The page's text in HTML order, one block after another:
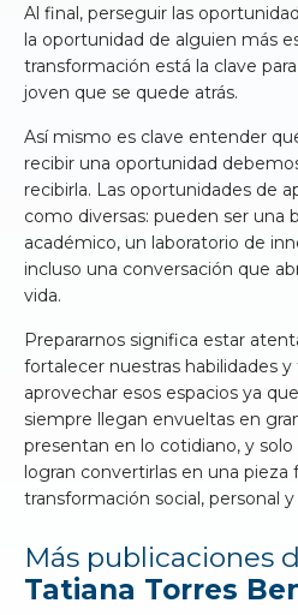
Al final, perseguir las
la oportunidad de alguien más
transformación está la clave
joven que se quede atrás.
Así mismo es clave entender
recibir una oportunidad
recibirla. Las oportunidades de
como diversas: pueden ser una
académico, un laboratorio de
incluso una conversación que
vida.
Prepararnos significa estar
fortalecer nuestras habilidades
aprovechar esos espacios ya
siempre llegan envueltas en
presentan en lo cotidiano, y
logran convertirlas en una
transformación social, personal
Más publicaciones
Tatiana Torres